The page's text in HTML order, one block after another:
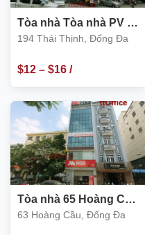
Tòa nhà Tòa nhà PV Oil
Hà Nội, 194 Thái Thinh,
194 Thái Thịnh, Đống Đa
$12– $16/
m2
Tòa nhà 65 Hoàng Cầu,
Đống Đa
63 Hoàng Cầu, Đống Đa